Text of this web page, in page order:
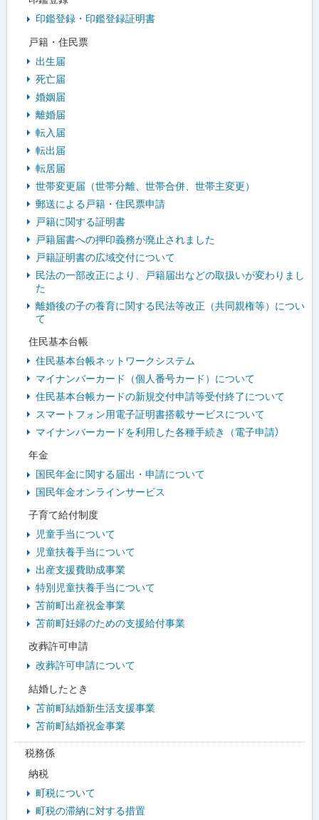
印鑑登録・印鑑登録証明書
戸籍・住民票
出生届
死亡届
婚姻届
離婚届
転入届
転出届
転居届
世帯変更届（世帯分離、世帯合併、世帯主変更）
郵送による戸籍・住民票申請
戸籍に関する証明書
戸籍届書への押印義務が廃止されました
戸籍証明書の広域交付について
民法の一部改正により、戸籍届出などの取扱いが変わりまし
た
離婚後の子の養育に関する民法等改正（共同親権等）につい
て
住民基本台帳
住民基本台帳ネットワークシステム
マイナンバーカード（個人番号カード）について
住民基本台帳カードの新規交付申請等受付終了について
スマートフォン用電子証明書搭載サービスについて
マイナンバーカードを利用した各種手続き（電子申請）
年金
国民年金に関する届出・申請について
国民年金オンラインサービス
子育て給付制度
児童手当について
児童扶養手当について
出産支援費助成事業
特別児童扶養手当について
苫前町出産祝金事業
苫前町妊婦のための支援給付事業
改葬許可申請
改葬許可申請について
結婚したとき
苫前町結婚新生活支援事業
苫前町結婚祝金事業
税務係
納税
町税について
町税の滞納に対する措置